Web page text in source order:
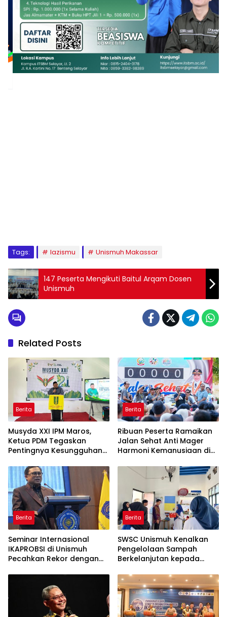
Tags: lazismu Unismuh Makassar
147 Peserta Mengikuti Baitul Arqam Dosen
Unismuh
Related Posts
Berita
Musyda XXI IPM Maros,
Ketua PDM Tegaskan
Pentingnya Kesungguhan
Berita
Ribuan Peserta Ramaikan
Jalan Sehat Anti Mager
Harmoni Kemanusiaan di
Berita
Seminar Internasional
IKAPROBSI di Unismuh
Pecahkan Rekor dengan
Berita
SWSC Unismuh Kenalkan
Pengelolaan Sampah
Berkelanjutan kepada
Visit